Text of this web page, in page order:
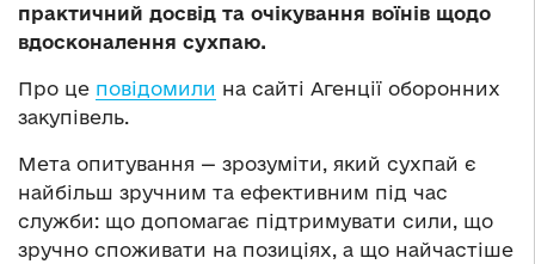
практичний досвід та очікування воїнів щодо
вдосконалення сухпаю.
Про це повідомили на сайті Агенції оборонних
закупівель.
Мета опитування — зрозуміти, який сухпай є
найбільш зручним та ефективним під час
служби: що допомагає підтримувати сили, що
зручно споживати на позиціях, а що найчастіше